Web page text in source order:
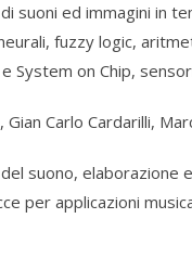
suoni ed immagini in
fuzzy logic,
on Chip,
Gian Carlo Cardarilli,
suono, elaborazione
per applicazioni